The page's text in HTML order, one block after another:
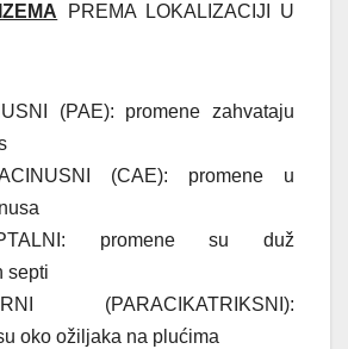
PREMA LOKALIZACIJI U
(PAE): promene zahvataju
(CAE): promene u
promene su duž
septi
(PARACIKATRIKSNI):
oko ožiljaka na plućima